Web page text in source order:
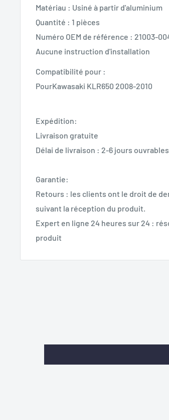
Matériau : Usiné à partir d'aluminium
Quantité : 1 pièces
Numéro OEM de référence : 21003-
Aucune instruction d'installation
Compatibilité pour :
PourKawasaki KLR650 2008-2010
Expédition:
Livraison gratuite
Délai de livraison : 2-6 jours ouvrables
Garantie:
Retours : les clients ont le droit de
suivant la réception du produit.
Expert en ligne 24 heures sur 24 :
produit